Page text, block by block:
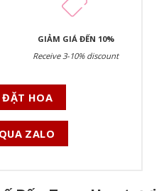
GIẢM GIÁ ĐẾN 10%
Receive 3-10% discount
ĐẶT HOA
ZALO